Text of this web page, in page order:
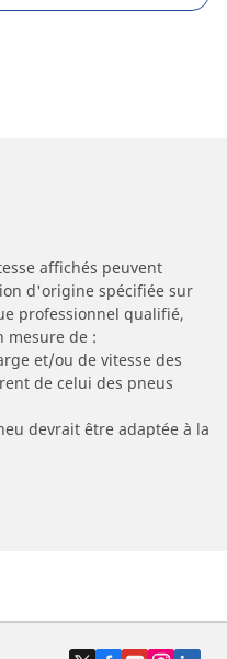
affichés peuvent
d'origine spécifiée sur
professionnel qualifié,
mesure de :
et/ou de vitesse des
de celui des pneus
devrait être adaptée à la